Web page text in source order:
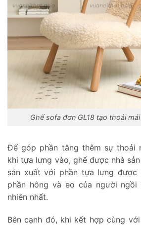
Ghế sofa đơn GL18 tạo thoải
Để góp phần tăng thêm sự thoải
khi tựa lưng vào, ghế được nhà
sản xuất với phần tựa lưng được
phần hông và eo của người
nhiên nhất.
Bên cạnh đó, khi kết hợp cùng